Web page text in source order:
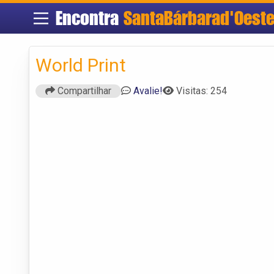
Encontra SantaBárbarad'Oeste
World Print
Compartilhar Avalie! Visitas: 254